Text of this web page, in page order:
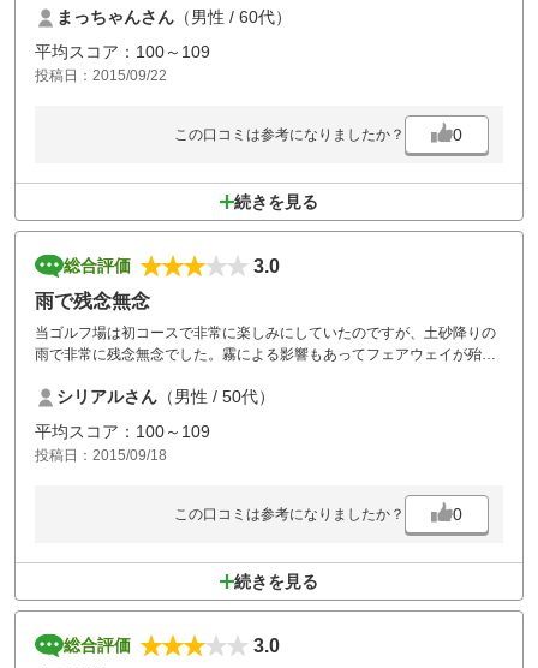
まっちゃんさん （男性 / 60代）
平均スコア：100～109
投稿日：2015/09/22
この口コミは参考になりましたか？ 0
続きを見る
総合評価
3.0
雨で残念無念
当ゴルフ場は初コースで非常に楽しみにしていたのですが、土砂降りの
雨で非常に残念無念でした。霧による影響もあってフェアウェイが殆ど
やラフが水浸しでカート道は濁流になっていました。散々な１日でし
た。今度は快晴の日にリベンジします！
シリアルさん （男性 / 50代）
平均スコア：100～109
投稿日：2015/09/18
この口コミは参考になりましたか？ 0
続きを見る
総合評価
3.0